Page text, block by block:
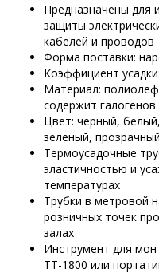
Предназначены для
защиты
кабелей и проводов
Форма поставки:
Коэффициент
Материал:
содержит галогенов
Цвет: черный,
зеленый, прозрачный
Термоусадочные
эластичностью и
температурах
Трубки в метровой
розничных точек
залах
Инструмент для
ТТ-1800 или